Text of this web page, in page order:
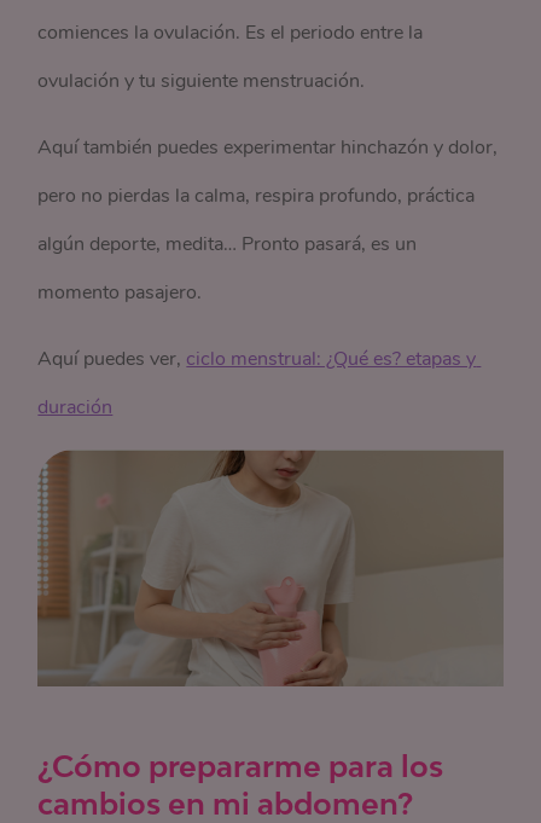
comiences la ovulación. Es el periodo entre la
ovulación y tu siguiente menstruación.
Aquí también puedes experimentar hinchazón y dolor,
pero no pierdas la calma, respira profundo, práctica
algún deporte, medita… Pronto pasará, es un
momento pasajero.
Aquí puedes ver, ciclo menstrual: ¿Qué es? etapas y
duración
¿Cómo prepararme para los
cambios en mi abdomen?